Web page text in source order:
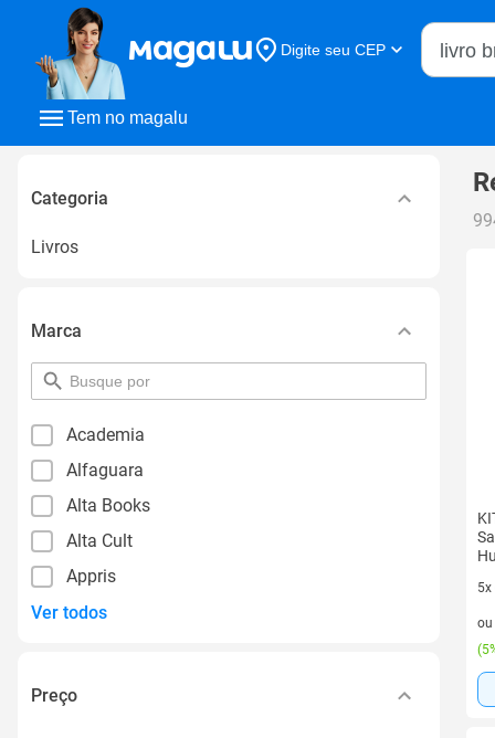
Tem no magalu
Digite seu CEP
Buscar
Categoria
Livros
Marca
pesquisar
por
Academia
Alfaguara
Alta Books
Alta Cult
Appris
Ver todos
Preço
5x
5
ou
(